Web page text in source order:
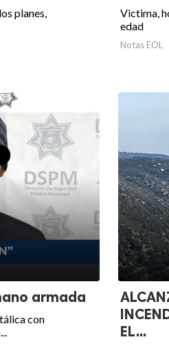
planes,
Victima,
edad
Notas EOL
armada
con
EL...